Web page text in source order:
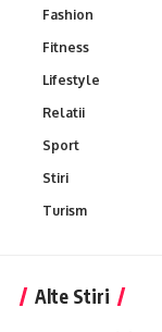
Fashion
Fitness
Lifestyle
Relatii
Sport
Stiri
Turism
Alte Stiri